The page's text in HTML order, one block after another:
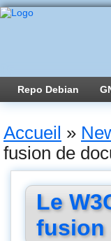
Repo Debian
Accueil »
fusion de
Le
fusion